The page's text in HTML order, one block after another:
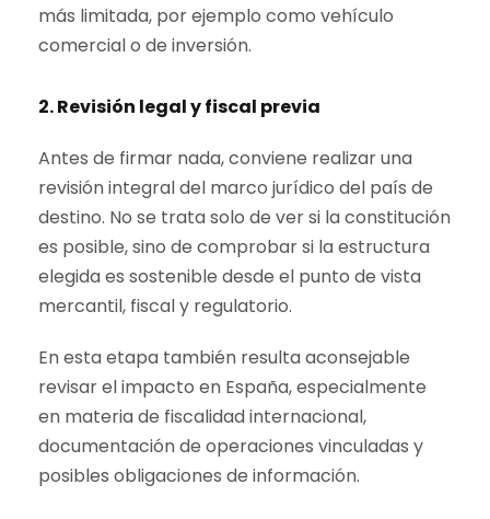
más limitada, por ejemplo como vehículo
comercial o de inversión.
2. Revisión legal y fiscal previa
Antes de firmar nada, conviene realizar una
revisión integral del marco jurídico del país de
destino. No se trata solo de ver si la constitución
es posible, sino de comprobar si la estructura
elegida es sostenible desde el punto de vista
mercantil, fiscal y regulatorio.
En esta etapa también resulta aconsejable
revisar el impacto en España, especialmente
en materia de fiscalidad internacional,
documentación de operaciones vinculadas y
posibles obligaciones de información.